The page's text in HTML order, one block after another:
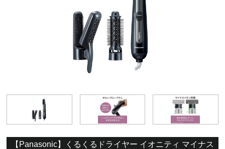
【Panasonic】くるくるドライヤー イオニティ マイナス